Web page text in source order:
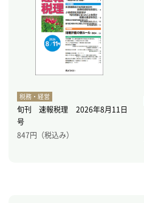
税務・経営
旬刊 速報税理 2026年8月11日
号
847円（税込み）